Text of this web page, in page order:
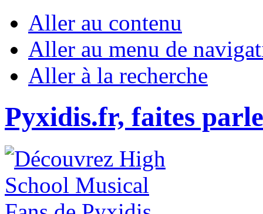
Aller au contenu
Aller au menu de
Aller à la recherche
Pyxidis.fr, faites